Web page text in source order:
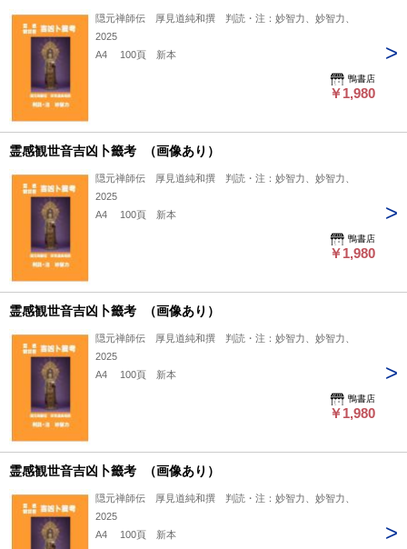
隠元禅師伝 厚見道純和撰 判読・注：妙智力、妙智力、
2025
A4 100頁 新本
鴨書店
￥1,980
霊感観世音吉凶卜籤考 （画像あり）
隠元禅師伝 厚見道純和撰 判読・注：妙智力、妙智力、
2025
A4 100頁 新本
鴨書店
￥1,980
霊感観世音吉凶卜籤考 （画像あり）
隠元禅師伝 厚見道純和撰 判読・注：妙智力、妙智力、
2025
A4 100頁 新本
鴨書店
￥1,980
霊感観世音吉凶卜籤考 （画像あり）
隠元禅師伝 厚見道純和撰 判読・注：妙智力、妙智力、
2025
A4 100頁 新本